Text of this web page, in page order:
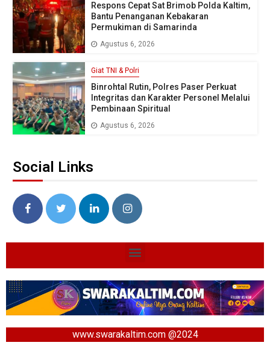
Respons Cepat Sat Brimob Polda Kaltim,
Bantu Penanganan Kebakaran
Permukiman di Samarinda
Agustus 6, 2026
Giat TNI & Polri
Binrohtal Rutin, Polres Paser Perkuat
Integritas dan Karakter Personel Melalui
Pembinaan Spiritual
Agustus 6, 2026
Social Links
www.swarakaltim.com @2024